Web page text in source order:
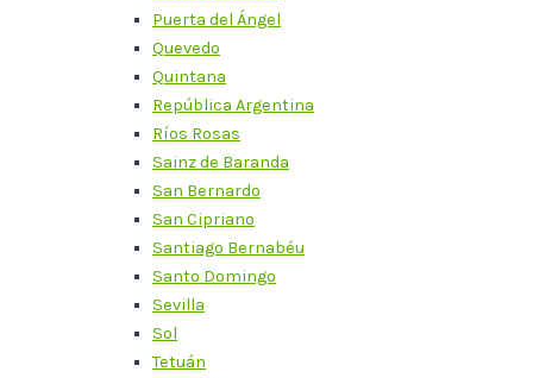
Puerta del Ángel
Quevedo
Quintana
República Argentina
Ríos Rosas
Sainz de Baranda
San Bernardo
San Cipriano
Santiago Bernabéu
Santo Domingo
Sevilla
Sol
Tetuán